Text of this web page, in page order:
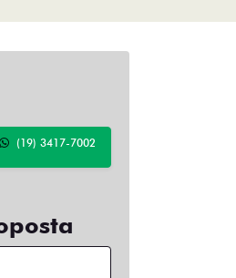
(19) 3417-7002